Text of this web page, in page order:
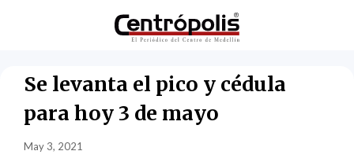
Se levanta el pico y cédula
para hoy 3 de mayo
May 3, 2021